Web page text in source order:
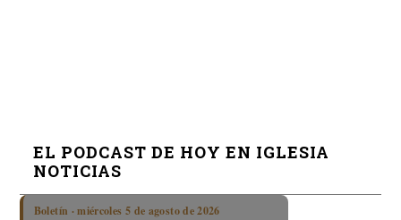
EL PODCAST DE HOY EN IGLESIA
NOTICIAS
Boletín · miércoles 5 de agosto de 2026